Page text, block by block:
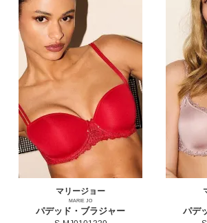
マリージョー
MARIE JO
パデッド・ブラジャー パデ